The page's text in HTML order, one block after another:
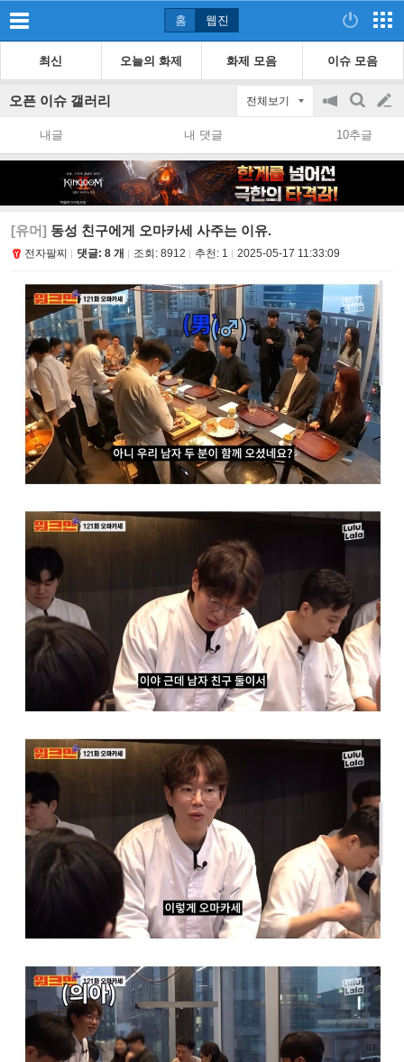
홈 웹진
최신 오늘의 화제 화제 모음 이슈 모음
오픈 이슈 갤러리 전체보기
공
지
on/off
검
색
글
쓰
내글 내 댓글 10추글
[유머] 동성 친구에게 오마카세 사주는 이유.
전자팔찌 댓글: 8 개 조회: 8912 추천: 1 2025-05-17 11:33:09